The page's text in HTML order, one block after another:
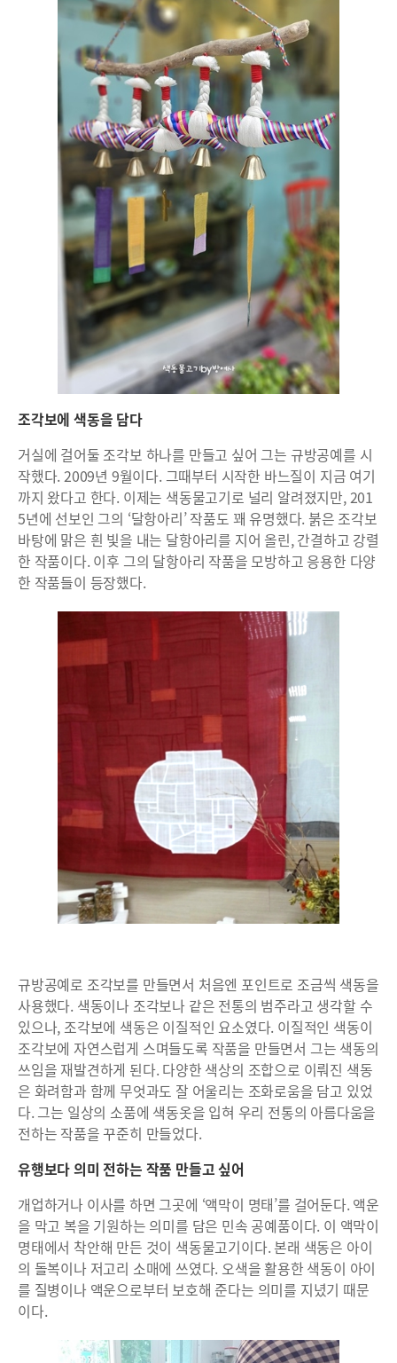
조각보에 색동을 담다
거실에 걸어둘 조각보 하나를 만들고 싶어 그는 규방공예를 시
작했다. 2009년 9월이다. 그때부터 시작한 바느질이 지금 여기
까지 왔다고 한다. 이제는 색동물고기로 널리 알려졌지만, 201
5년에 선보인 그의 ‘달항아리’ 작품도 꽤 유명했다. 붉은 조각보
바탕에 맑은 흰 빛을 내는 달항아리를 지어 올린, 간결하고 강렬
한 작품이다. 이후 그의 달항아리 작품을 모방하고 응용한 다양
한 작품들이 등장했다.
규방공예로 조각보를 만들면서 처음엔 포인트로 조금씩 색동을
사용했다. 색동이나 조각보나 같은 전통의 범주라고 생각할 수
있으나, 조각보에 색동은 이질적인 요소였다. 이질적인 색동이
조각보에 자연스럽게 스며들도록 작품을 만들면서 그는 색동의
쓰임을 재발견하게 된다. 다양한 색상의 조합으로 이뤄진 색동
은 화려함과 함께 무엇과도 잘 어울리는 조화로움을 담고 있었
다. 그는 일상의 소품에 색동옷을 입혀 우리 전통의 아름다움을
전하는 작품을 꾸준히 만들었다.
유행보다 의미 전하는 작품 만들고 싶어
개업하거나 이사를 하면 그곳에 ‘액막이 명태’를 걸어둔다. 액운
을 막고 복을 기원하는 의미를 담은 민속 공예품이다. 이 액막이
명태에서 착안해 만든 것이 색동물고기이다. 본래 색동은 아이
의 돌복이나 저고리 소매에 쓰였다. 오색을 활용한 색동이 아이
를 질병이나 액운으로부터 보호해 준다는 의미를 지녔기 때문
이다.